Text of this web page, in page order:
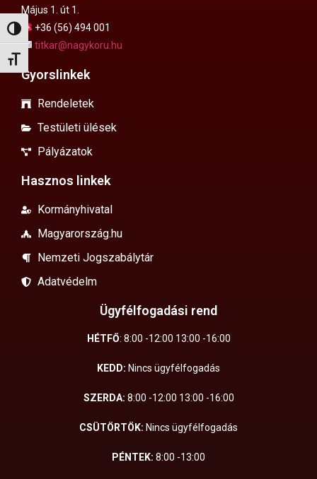
Nagy kontraszt váltása
Betűméret váltása
Május 1. út 1.
+36 (56) 494 001
titkar@nagykoru.hu
Gyorslinkek
Rendeletek
Testületi ülések
Pályázatok
Hasznos linkek
Kormányhivatal
Magyarország.hu
Nemzeti Jogszabálytár
Adatvédelm
Ügyfélfogadási rend
HÉTFŐ: 8:00 -12:00 13:00 -16:00
KEDD: Nincs ügyfélfogadás
SZERDA: 8:00 -12:00 13:00 -16:00
CSÜTÖRTÖK: Nincs ügyfélfogadás
PÉNTEK: 8:00 -13:00